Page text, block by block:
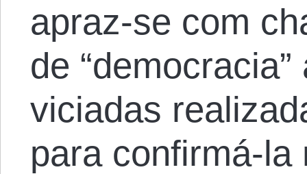
apraz-se com
de
viciadas
para confirmá-la